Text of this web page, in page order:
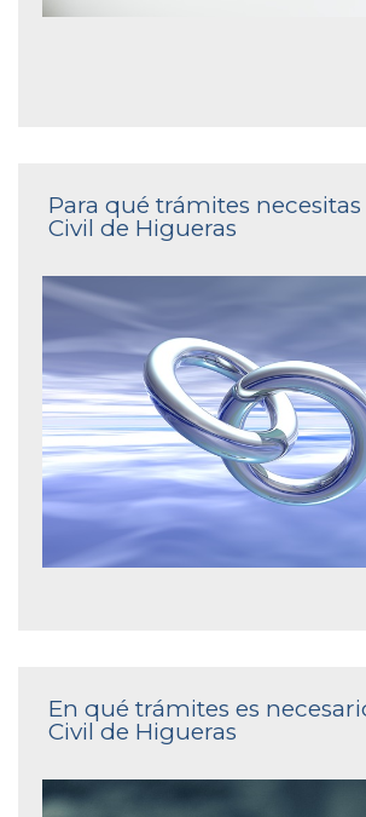
Para qué trámites
Civil de Higueras
En qué trámites es
Civil de Higueras